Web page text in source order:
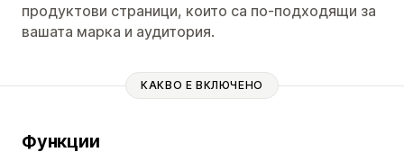
продуктови страници, които са по-подходящи за
вашата марка и аудитория.
КАКВО Е ВКЛЮЧЕНО
Функции